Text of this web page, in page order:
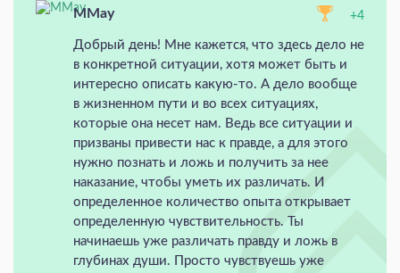
MMay +4
Добрый день! Мне кажется, что здесь дело не
в конкретной ситуации, хотя может быть и
интересно описать какую-то. А дело вообще
в жизненном пути и во всех ситуациях,
которые она несет нам. Ведь все ситуации и
призваны привести нас к правде, а для этого
нужно познать и ложь и получить за нее
наказание, чтобы уметь их различать. И
определенное количество опыта открывает
определенную чувствительность. Ты
начинаешь уже различать правду и ложь в
глубинах души. Просто чувствуешь уже